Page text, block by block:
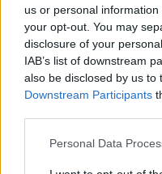
us or personal
your opt-out. You may
disclosure of your
IAB’s list of downstream
also be disclosed by us to
Downstream Participants
Please note that this
Personal Data
ÖRÖMHÍR: TÍZ ÉVE
INFLÁCIÓ
Júliusban mindössze 1,2
összevetésben a
már csökkent.